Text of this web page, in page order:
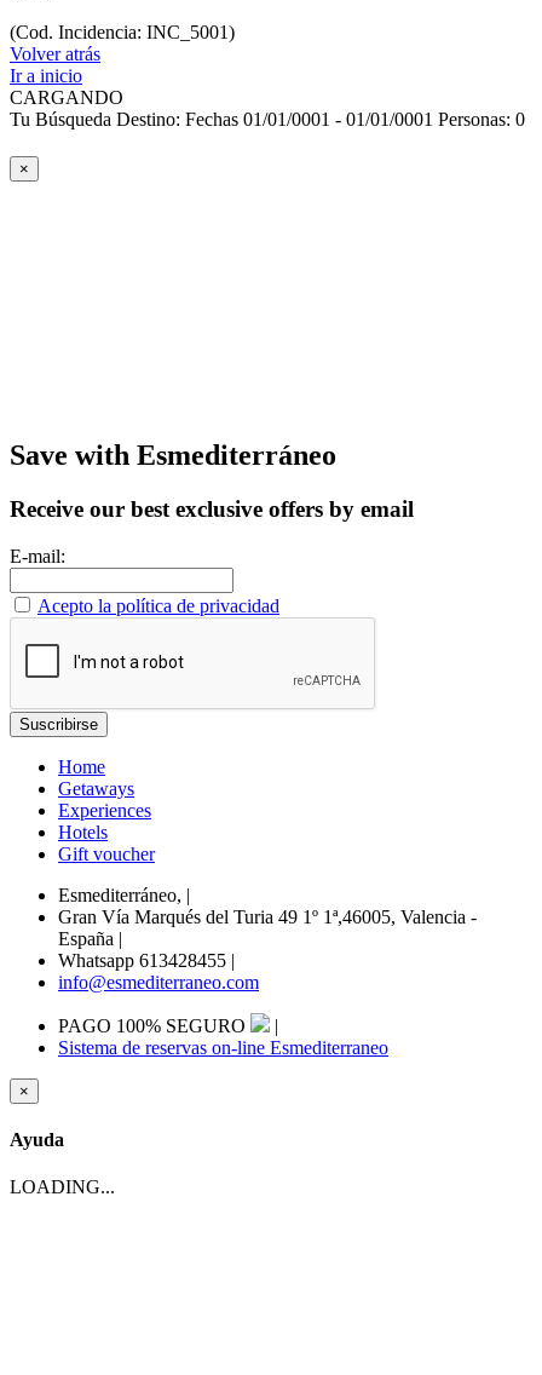
(Cod. Incidencia: INC_5001)
Volver atrás
Ir a inicio
CARGANDO
Tu Búsqueda Destino: Fechas 01/01/0001 - 01/01/0001 Personas: 0
×
Save with Esmediterráneo
Receive our best exclusive offers by email
E-mail:
Acepto la política de privacidad
Home
Getaways
Experiences
Hotels
Gift voucher
Esmediterráneo, |
Gran Vía Marqués del Turia 49 1º 1ª,46005, Valencia -
España |
Whatsapp 613428455 |
info@esmediterraneo.com
PAGO 100% SEGURO
|
Sistema de reservas on-line Esmediterraneo
×
Ayuda
LOADING...